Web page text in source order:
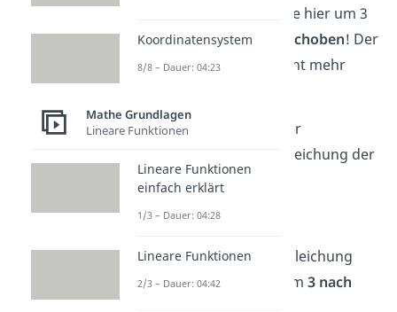
Die Normalparabel wurde hier um 3
Einheitennach links verschoben! Der
Scheitelpunkt ist also nicht mehr
Das kannst du auch in der
zugehörigen Funktionsgleichung der
Parabel erkennen:
Bei folgender Funktionsgleichung
würdest du den Graph um 3 nach
Koordinatensystem
8/8 – Dauer: 04:23
Mathe Grundlagen
Lineare Funktionen
Lineare Funktionen
einfach erklärt
1/3 – Dauer: 04:28
Lineare Funktionen
2/3 – Dauer: 04:42